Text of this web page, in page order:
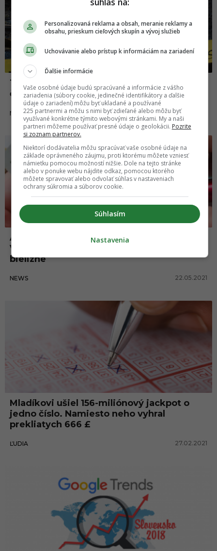
Tínedžera posadnutého démonmi a
čarami usvedčili z vraždy dvoch sestier
NEWS 08.07.2021
Američanka vyhrala 26 miliónov dolárov.
Víťazný tiket ale omylom zničila pri praní
bielizne
NEWS 22.05.2021
Mladíkovi ušiel 156-miliónový jackpot o
jedno číslo. Namiesto neho vyhral
prekliatych 666 £
ĽUDIA 27.02.2021
Personalizovaná reklama a obsah, meranie reklamy a
obsahu, prieskum cieľových skupín a vývoj služieb
Uchovávanie alebo prístup k informáciám na zariadení
Ďalšie informácie
Vaše osobné údaje budú spracúvané a informácie z vášho
zariadenia (súbory cookie, jedinečné identifikátory a ďalšie
údaje o zariadení) môžu byť ukladané a používané
225 partnermi a môžu s nimi byť zdieľané alebo môžu byť
využívané konkrétne týmito webovými stránkami. My a naši
partneri môžeme používať presné údaje o geolokácii. Pozrite
si zoznam partnerov.
Niektorí dodávatelia môžu spracúvať vaše osobné údaje na
základe oprávneného záujmu, proti ktorému môžete vzniesť
námietku pomocou možností nižšie. Dole na tejto stránke
alebo v ponuke webu nájdite odkaz, pomocou ktorého
môžete spravovať alebo odvolať súhlas v nastaveniach
ochrany súkromia a súborov cookie.
Súhlasím
Nastavenia